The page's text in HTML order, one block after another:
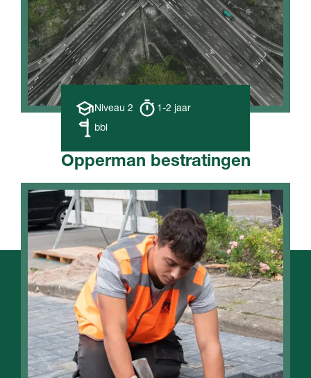
Opleiding
Niveau 2
Opleiding
duur
1-2 jaar
Leerweg
bbl
Opperman bestratingen